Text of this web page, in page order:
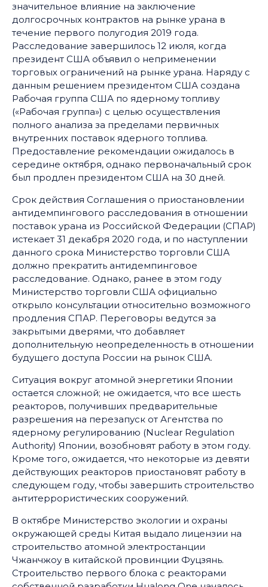
значительное влияние на заключение
долгосрочных контрактов на рынке урана в
течение первого полугодия 2019 года.
Расследование завершилось 12 июля, когда
президент США объявил о неприменении
торговых ограничений на рынке урана. Наряду с
данным решением президентом США создана
Рабочая группа США по ядерному топливу
(«Рабочая группа») с целью осуществления
полного анализа за пределами первичных
внутренних поставок ядерного топлива.
Предоставление рекомендации ожидалось в
середине октября, однако первоначальный срок
был продлен президентом США на 30 дней.
Срок действия Соглашения о приостановлении
антидемпингового расследования в отношении
поставок урана из Российской Федерации (СПАР)
истекает 31 декабря 2020 года, и по наступлении
данного срока Министерство торговли США
должно прекратить антидемпинговое
расследование. Однако, ранее в этом году
Министерство торговли США официально
открыло консультации относительно возможного
продления СПАР. Переговоры ведутся за
закрытыми дверями, что добавляет
дополнительную неопределенность в отношении
будущего доступа России на рынок США.
Ситуация вокруг атомной энергетики Японии
остается сложной; не ожидается, что все шесть
реакторов, получивших предварительные
разрешения на перезапуск от Агентства по
ядерному регулированию (Nuclear Regulation
Authority) Японии, возобновят работу в этом году.
Кроме того, ожидается, что некоторые из девяти
действующих реакторов приостановят работу в
следующем году, чтобы завершить строительство
антитеррористических сооружений.
В октябре Министерство экологии и охраны
окружающей среды Китая выдало лицензии на
строительство атомной электростанции
Чжанчжоу в китайской провинции Фуцзянь.
Строительство первого блока с реакторами